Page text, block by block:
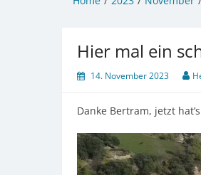
Hier mal ein
14. November 2023
Danke Bertram, jetzt